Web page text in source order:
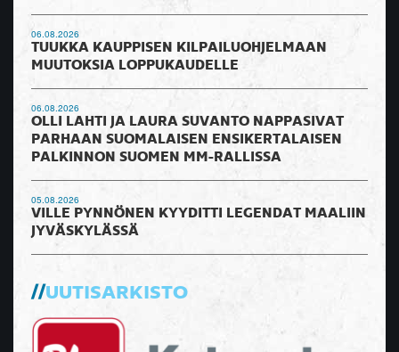
06.08.2026
TUUKKA KAUPPISEN KILPAILUOHJELMAAN
MUUTOKSIA LOPPUKAUDELLE
06.08.2026
OLLI LAHTI JA LAURA SUVANTO NAPPASIVAT
PARHAAN SUOMALAISEN ENSIKERTALAISEN
PALKINNON SUOMEN MM-RALLISSA
05.08.2026
VILLE PYNNÖNEN KYYDITTI LEGENDAT MAALIIN
JYVÄSKYLÄSSÄ
UUTISARKISTO